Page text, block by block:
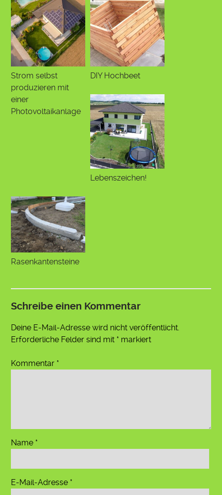
Strom selbst
produzieren mit
einer
Photovoltaikanlage
DIY Hochbeet
Lebenszeichen!
Rasenkantensteine
Schreibe einen Kommentar
Deine E-Mail-Adresse wird nicht veröffentlicht.
Erforderliche Felder sind mit * markiert
Kommentar *
Name *
E-Mail-Adresse *